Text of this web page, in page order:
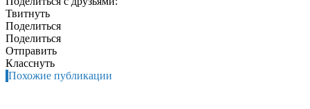
Твитнуть
Поделиться
Поделиться
Отправить
Класснуть
Похожие публикации